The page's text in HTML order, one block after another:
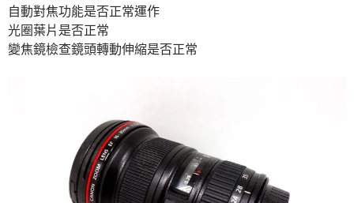
自動對焦功能是否正常運作
光圈葉片是否正常
變焦鏡檢查鏡頭轉動伸縮是否正常